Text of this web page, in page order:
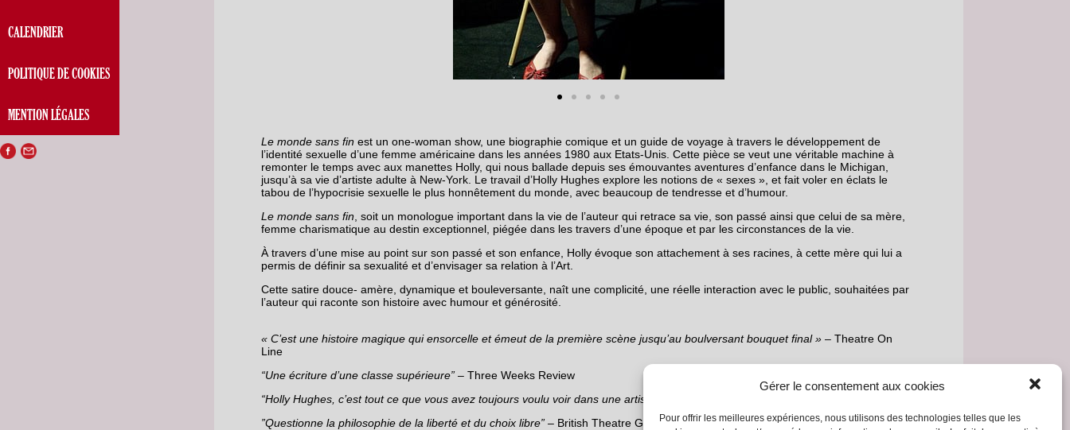
Gérer le consentement aux cookies
Pour offrir les meilleures expériences, nous utilisons des technologies telles que les
CALENDRIER
POLITIQUE DE COOKIES
MENTION LÉGALES
Le monde sans fin est un one-woman show, une biographie comique et un guide de voyage à travers le développement de
l’identité sexuelle d’une femme américaine dans les années 1980 aux Etats-Unis. Cette pièce se veut une véritable machine à
remonter le temps avec aux manettes Holly, qui nous ballade depuis ses émouvantes aventures d’enfance dans le Michigan,
jusqu’à sa vie d’artiste adulte à New-York. Le travail d’Holly Hughes explore les notions de « sexes », et fait voler en éclats le
tabou de l’hypocrisie sexuelle le plus honnêtement du monde, avec beaucoup de tendresse et d’humour.
Le monde sans fin , soit un monologue important dans la vie de l’auteur qui retrace sa vie, son passé ainsi que celui de sa mère,
femme charismatique au destin exceptionnel, piégée dans les travers d’une époque et par les circonstances de la vie.
À travers d’une mise au point sur son passé et son enfance, Holly évoque son attachement à ses racines, à cette mère qui lui a
permis de définir sa sexualité et d’envisager sa relation à l’Art.
Cette satire douce- amère, dynamique et bouleversante, naît une complicité, une réelle interaction avec le public, souhaitées par
l’auteur qui raconte son histoire avec humour et générosité.
« C’est une histoire magique qui ensorcelle et émeut de la première scène jusqu’au boulversant bouquet final » – Theatre On
Line
“Une écriture d’une classe supérieure” – Three Weeks Review
“Holly Hughes, c’est tout ce que vous avez toujours voulu voir dans une artiste lesbienne et son contraire » –
”Questionne la philosophie de la liberté et du choix libre” – British Theatre Guide